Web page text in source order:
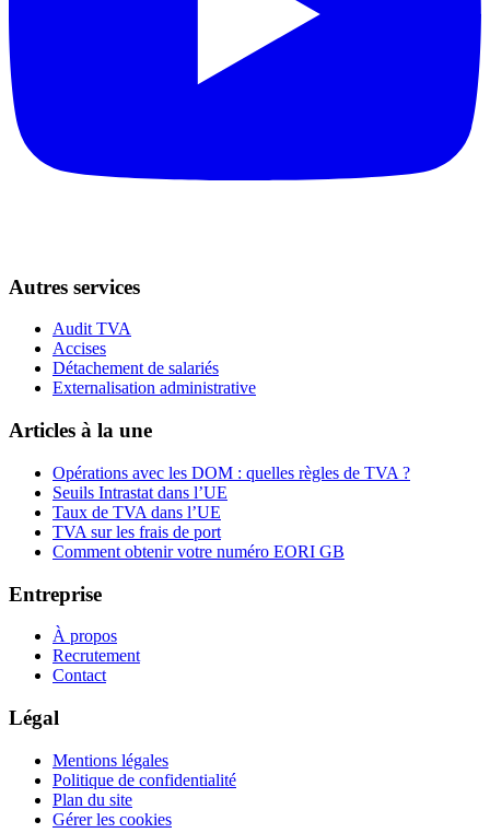
Autres services
Audit TVA
Accises
Détachement de salariés
Externalisation administrative
Articles à la une
Opérations avec les DOM : quelles règles de TVA ?
Seuils Intrastat dans l’UE
Taux de TVA dans l’UE
TVA sur les frais de port
Comment obtenir votre numéro EORI GB
Entreprise
À propos
Recrutement
Contact
Légal
Mentions légales
Politique de confidentialité
Plan du site
Gérer les cookies